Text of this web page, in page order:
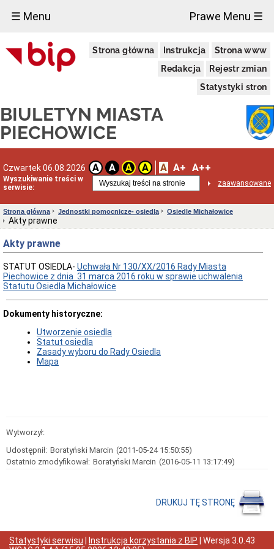
☰ Menu Prawe Menu ☰
Strona główna Instrukcja
Strona www
Redakcja
Rejestr zmian
Statystyki stron
BIULETYN MIASTA
PIECHOWICE
Czwartek 06.08.2026 A A A A A A+ A++
Wyszukiwanie treści w
serwisie:
zaawansowane
Miasto
Raporty
Miasta
Strategie
i
Taryfy
za
i
ścieki
Informacje
o
środowisku
Ochrona
środowiska
Odpady
komunalne
Organizacje
Zarządzanie
kryzysowe
Dotacje
dziennych
opiekunów
Urząd
Miasta
z
urzędnikiem
Strona główna Jednostki pomocnicze- osiedla Osiedle Michałowice
Akty prawne
Akty prawne
STATUT OSIEDLA- Uchwała Nr 130/XX/2016 Rady Miasta
Piechowice z dnia 31 marca 2016 roku w sprawie uchwalenia
Statutu Osiedla Michałowice
Dokumenty historyczne:
Utworzenie osiedla
Statut osiedla
Zasady wyboru do Rady Osiedla
Mapa
Wytworzył:
Udostępnił: Boratyński Marcin (2011-05-24 15:50:55)
Ostatnio zmodyfikował: Boratyński Marcin (2016-05-11 13:17:49)
DRUKUJ TĘ STRONĘ
×
Statystyki serwisu Instrukcja korzystania z BIP | Wersja 3.0.43